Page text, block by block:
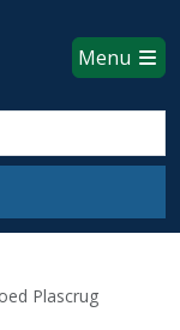
Menu
Plascrug